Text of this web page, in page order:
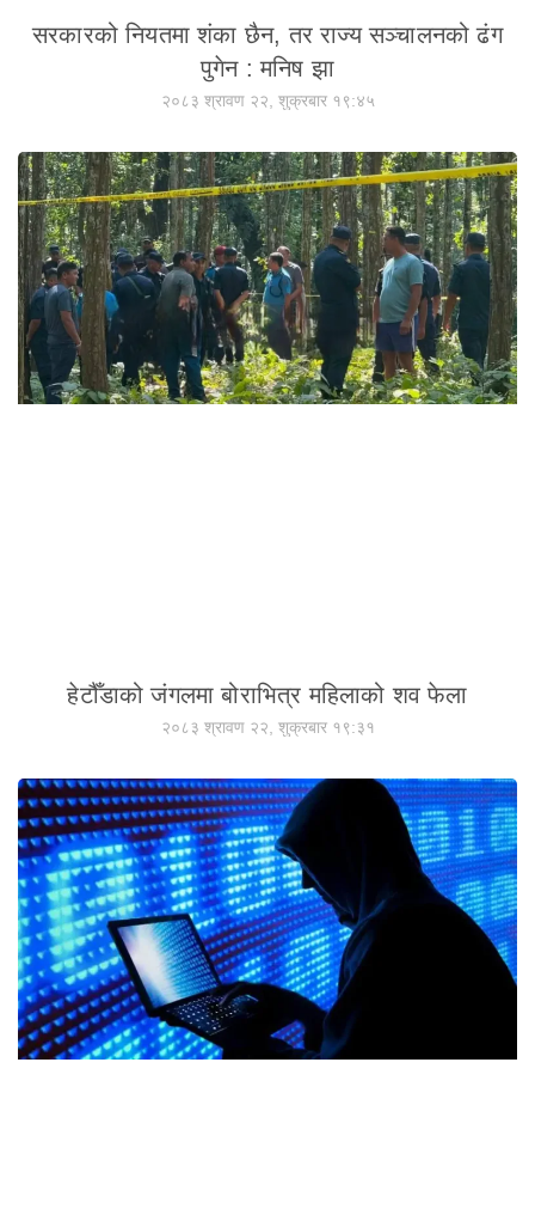
सरकारको नियतमा शंका छैन, तर राज्य सञ्चालनको ढंग
पुगेन : मनिष झा
२०८३ श्रावण २२, शुक्रबार १९:४५
हेटौँडाको जंगलमा बोराभित्र महिलाको शव फेला
२०८३ श्रावण २२, शुक्रबार १९:३१